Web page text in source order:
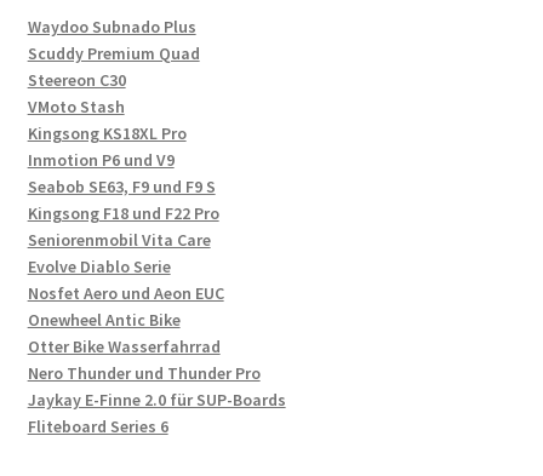
Waydoo Subnado Plus
Scuddy Premium Quad
Steereon C30
VMoto Stash
Kingsong KS18XL Pro
Inmotion P6 und V9
Seabob SE63, F9 und F9 S
Kingsong F18 und F22 Pro
Seniorenmobil Vita Care
Evolve Diablo Serie
Nosfet Aero und Aeon EUC
Onewheel Antic Bike
Otter Bike Wasserfahrrad
Nero Thunder und Thunder Pro
Jaykay E-Finne 2.0 für SUP-Boards
Fliteboard Series 6